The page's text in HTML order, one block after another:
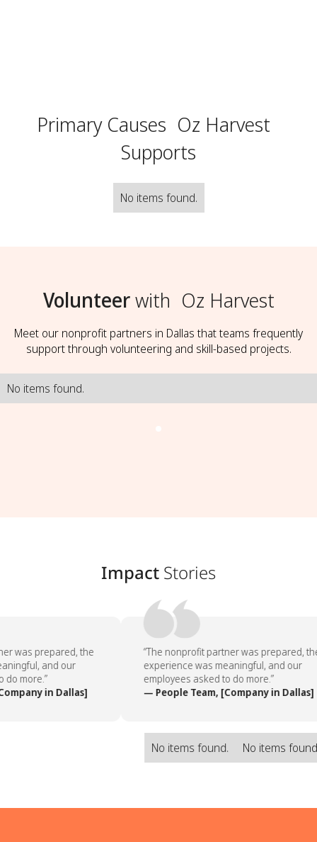
Primary Causes Oz Harvest
Supports
No items found.
Volunteerwith Oz Harvest
Meet our nonprofit partners in Dallas that teams frequently
support through volunteering and skill-based projects.
No items found.
Impact Stories
was prepared, the
and our
more.”
in Dallas]
“The nonprofit partner was prepared, the
experience was meaningful, and our
employees asked to do more.”
— People Team, [Company in Dallas]
No items found. No items